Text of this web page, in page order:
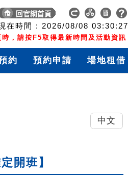
在時間 : 2026/08/08 03:30:28
，請按F5取得最新時間及活動資訊
約 預約申請 場地租借
開班】